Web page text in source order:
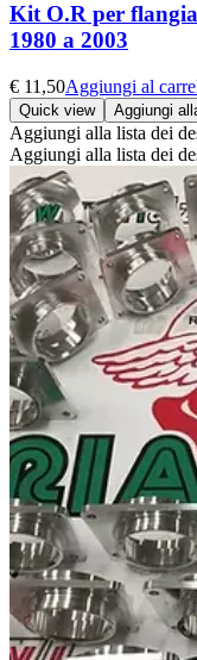
Kit O.R per
1980 a 2003
€ 11,50Aggiungi al
Quick view Aggiungi
Aggiungi alla lista dei
Aggiungi alla lista dei